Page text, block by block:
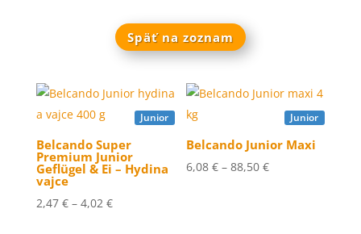
Späť na zoznam
Junior
Belcando Super
Premium Junior
Geflügel & Ei – Hydina
vajce
2,47 € – 4,02 €Price
Junior
Belcando Junior Maxi
6,08€ – 88,50€Price